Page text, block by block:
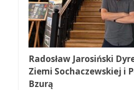
Radosław Jarosiński
Ziemi Sochaczewskiej i
Bzurą